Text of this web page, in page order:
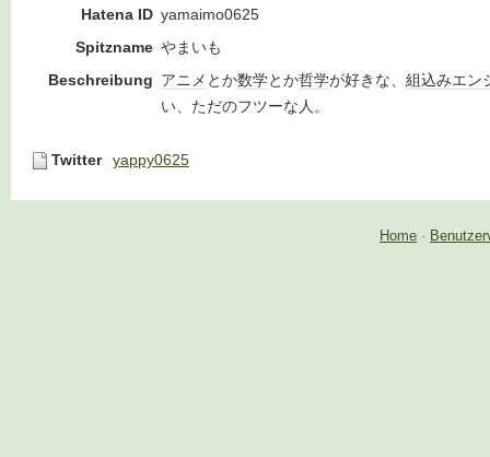
Hatena ID yamaimo0625
Spitzname やまいも
Beschreibung アニメ とか数学とか哲学が好きな、 組込みエン
い、ただのフツーな人。
Twitter yappy0625
Home -